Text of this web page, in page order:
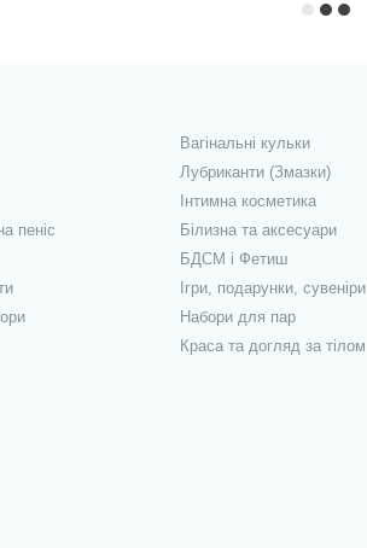
пеніс
Вагінальні кульки
Лубриканти (Змазки)
Інтимна косметика
Білизна та аксесуари
БДСМ і Фетиш
Ігри, подарунки, сувеніри
Набори для пар
Краса та догляд за тілом